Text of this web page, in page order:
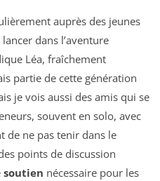
auprès des jeunes
dans l’aventure
Léa, fraîchement
partie de cette génération
je vois aussi des amis qui se
souvent en solo, avec
de ne pas tenir dans le
points de discussion
soutien nécessaire pour les